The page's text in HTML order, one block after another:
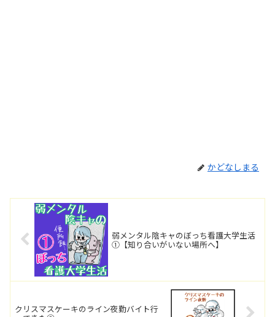
かどなしまる
弱メンタル陰キャのぼっち看護大学生活
①【知り合いがいない場所へ】
クリスマスケーキのライン夜勤バイト行